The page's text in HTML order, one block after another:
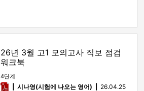
26년 3월 고1 모의고사 직보 점검
워크북
4단계
pdf시나영(시험에 나오는 영어) 26.04.25